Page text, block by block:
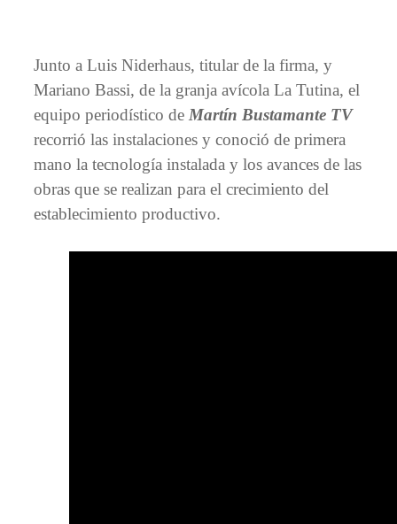
Junto a Luis Niderhaus, titular de la firma, y
Mariano Bassi, de la granja avícola La Tutina, el
equipo periodístico de Martín Bustamante TV
recorrió las instalaciones y conoció de primera
mano la tecnología instalada y los avances de las
obras que se realizan para el crecimiento del
establecimiento productivo.